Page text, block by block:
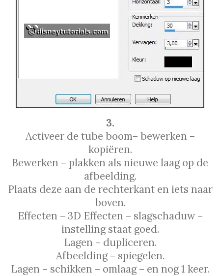
3.
Activeer de tube boom– bewerken –
kopiёren.
Bewerken – plakken als nieuwe laag op de
afbeelding.
Plaats deze aan de rechterkant en iets naar
boven.
Effecten – 3D Effecten – slagschaduw –
instelling staat goed.
Lagen – dupliceren.
Afbeelding – spiegelen.
Lagen – schikken – omlaag – en nog 1 keer.